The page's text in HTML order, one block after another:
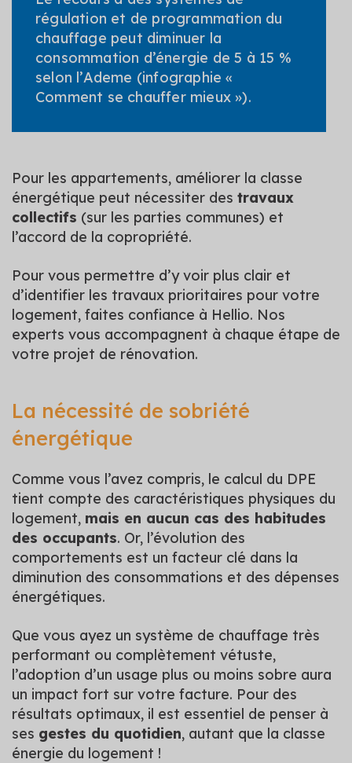
régulation et de programmation du
chauffage peut diminuer la
consommation d’énergie de 5 à 15 %
selon l’Ademe (infographie «
Comment se chauffer mieux »).
Pour les appartements, améliorer la classe
énergétique peut nécessiter des travaux
collectifs (sur les parties communes) et
l’accord de la copropriété.
Pour vous permettre d’y voir plus clair et
d’identifier les travaux prioritaires pour votre
logement, faites confiance à Hellio. Nos
experts vous accompagnent à chaque étape de
votre projet de rénovation.
La nécessité de sobriété
énergétique
Comme vous l’avez compris, le calcul du DPE
tient compte des caractéristiques physiques du
logement, mais en aucun cas des habitudes
des occupants. Or, l’évolution des
comportements est un facteur clé dans la
diminution des consommations et des dépenses
énergétiques.
Que vous ayez un système de chauffage très
performant ou complètement vétuste,
l’adoption d’un usage plus ou moins sobre aura
un impact fort sur votre facture. Pour des
résultats optimaux, il est essentiel de penser à
ses gestes du quotidien, autant que la classe
énergie du logement !